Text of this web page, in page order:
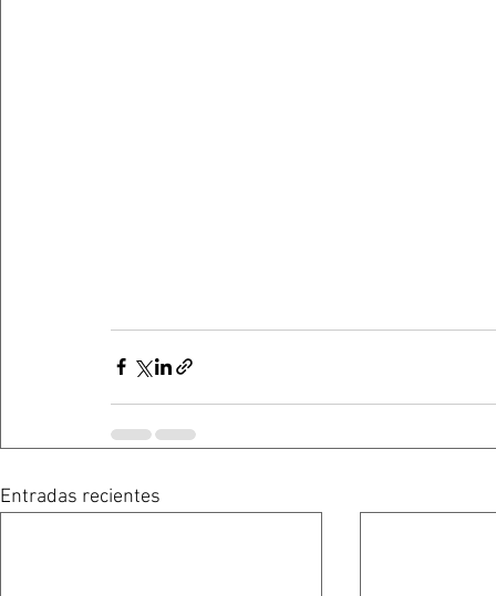
Entradas recientes